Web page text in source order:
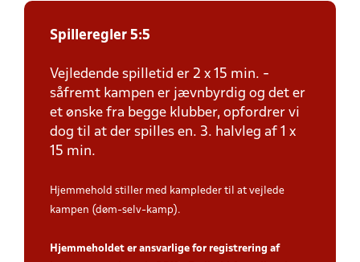
Spilleregler 5:5
Vejledende spilletid er 2 x 15 min. -
såfremt kampen er jævnbyrdig og det er
et ønske fra begge klubber, opfordrer vi
dog til at der spilles en. 3. halvleg af 1 x
15 min.
Hjemmehold stiller med kampleder til at vejlede
kampen (døm-selv-kamp).
Hjemmeholdet er ansvarlige for registrering af